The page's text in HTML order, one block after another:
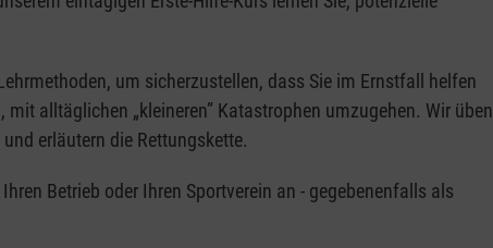
um sicherzustellen, dass Sie im Ernstfall helfen
alltäglichen „kleineren” Katastrophen umzugehen. Wir üben
erläutern die Rettungskette.
Betrieb oder Ihren Sportverein an - gegebenenfalls als